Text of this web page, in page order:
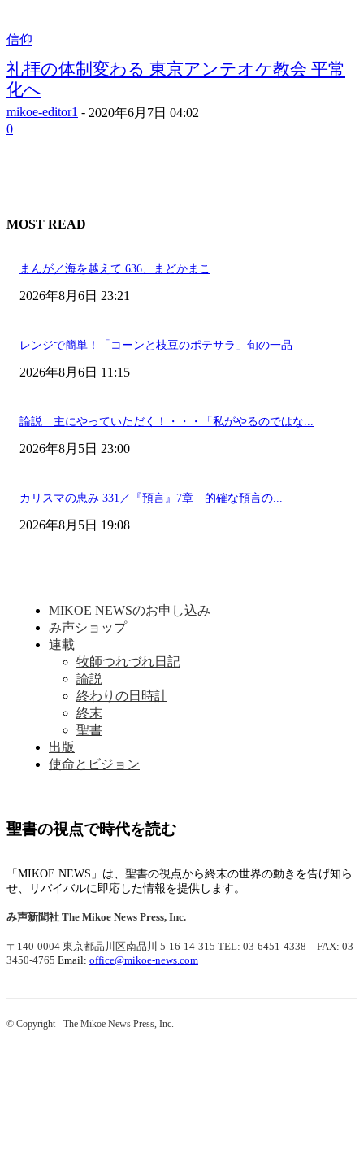
信仰
礼拝の体制変わる 東京アンテオケ教会 平常
化へ
mikoe-editor1 - 2020年6月7日 04:02
0
MOST READ
まんが／海を越えて 636、まどかまこ
2026年8月6日 23:21
レンジで簡単！「コーンと枝豆のポテサラ」旬の一品
2026年8月6日 11:15
論説 主にやっていただく！・・・「私がやるのではな...
2026年8月5日 23:00
カリスマの恵み 331／『預言』7章 的確な預言の...
2026年8月5日 19:08
MIKOE NEWSのお申し込み
み声ショップ
連載
牧師つれづれ日記
論説
終わりの日時計
終末
聖書
出版
使命とビジョン
聖書の視点で時代を読む
「MIKOE NEWS」は、聖書の視点から終末の世界の動きを告げ知ら
せ、リバイバルに即応した情報を提供します。
み声新聞社 The Mikoe News Press, Inc.
〒140-0004 東京都品川区南品川 5-16-14-315 TEL: 03-6451-4338 FAX: 03-
3450-4765 Email: office@mikoe-news.com
© Copyright - The Mikoe News Press, Inc.